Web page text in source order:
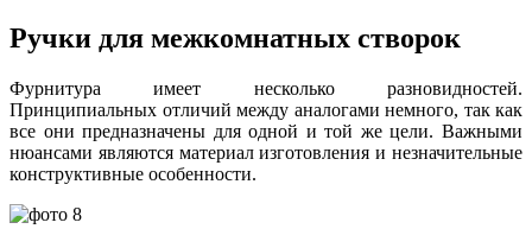
Ручки для межкомнатных створок
Фурнитура имеет несколько разновидностей.
Принципиальных отличий между аналогами немного, так как
все они предназначены для одной и той же цели. Важными
нюансами являются материал изготовления и незначительные
конструктивные особенности.